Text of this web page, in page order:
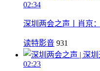
02:34
深圳两会之声丨肖京
读特影音 931
02:23